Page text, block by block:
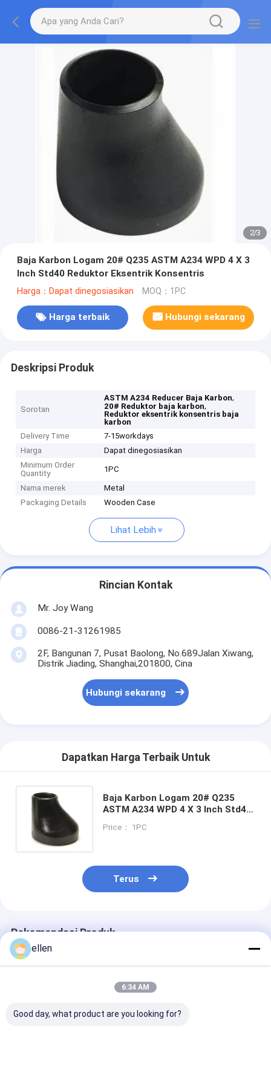
2/3
Baja Karbon Logam 20# Q235 ASTM A234 WPD 4 X 3
Inch Std40 Reduktor Eksentrik Konsentris
Harga：Dapat dinegosiasikan MOQ：1PC
Harga terbaik Hubungi sekarang
Deskripsi Produk
Sorotan
ASTM A234 Reducer Baja Karbon,
20# Reduktor baja karbon,
Reduktor eksentrik konsentris baja
karbon
Delivery Time
7-15workdays
Harga
Dapat dinegosiasikan
Minimum Order
Quantity
1PC
Nama merek
Metal
Packaging Details
Wooden Case
Lihat Lebih
Rincian Kontak
Mr. Joy Wang
0086-21-31261985
2F, Bangunan 7, Pusat Baolong, No.689Jalan Xiwang,
Distrik Jiading, Shanghai,201800, Cina
Hubungi sekarang
Dapatkan Harga Terbaik Untuk
Baja Karbon Logam 20# Q235
ASTM A234 WPD 4 X 3 Inch Std40
Price： 1PC
Terus
Rekomendasi Produk
ellen
6:34 AM
Good day, what product are you looking for?